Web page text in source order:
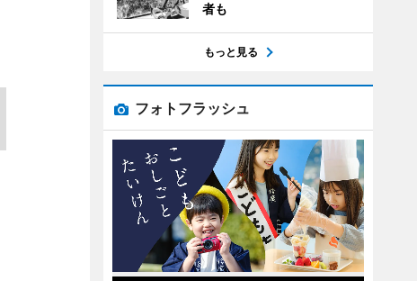
者も
もっと見る
フォトフラッシュ